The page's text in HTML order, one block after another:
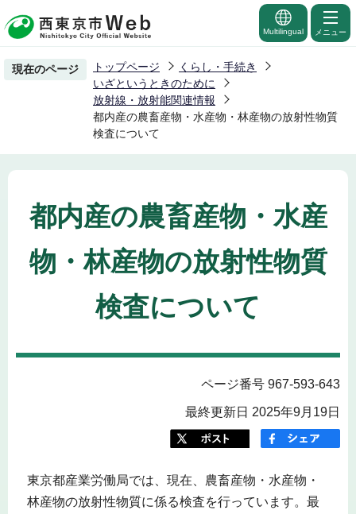
の
ー
Multilingual メニュー
現在のページ トップページ
くらし・手続き
いざというときのために
放射線・放射能関連情報
都内産の農畜産物・水産物・林産物の放射性物質
検査について
都内産の農畜産物・水産
物・林産物の放射性物質
検査について
ページ番号 967-593-643
最終更新日 2025年9月19日
東京都産業労働局では、現在、農畜産物・水産物・
林産物の放射性物質に係る検査を行っています。最